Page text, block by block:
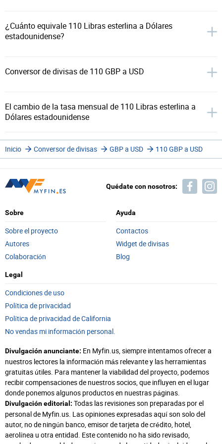
¿Cuánto equivale 110 Libras esterlina a Dólares
estadounidense?
Conversor de divisas de 110 GBP a USD
El cambio de la tasa mensual de 110 Libras esterlina a
Dólares estadounidense
Inicio Conversor de divisas GBP a USD 110 GBP a USD
Quédate con nosotros:
Sobre
Sobre el proyecto
Autores
Colaboración
Ayuda
Contactos
Widget de divisas
Blog
Legal
Condiciones de uso
Política de privacidad
Política de privacidad de California
No vendas mi información personal.
Divulgación anunciante: En Myfin.us, siempre intentamos ofrecer a
nuestros lectores la información más relevante y las herramientas
gratuitas útiles. Para mantener la viabilidad del proyecto, podemos
recibir compensaciones de nuestros socios, que influyen en el lugar
donde ponemos algunos productos en nuestras páginas.
Divulgación editorial: Todas las revisiones son preparadas por el
personal de Myfin.us. Las opiniones expresadas aquí son solo del
autor, no de ningún banco, emisor de tarjeta de crédito, hotel,
aerolínea u otra entidad. Este contenido no ha sido revisado,